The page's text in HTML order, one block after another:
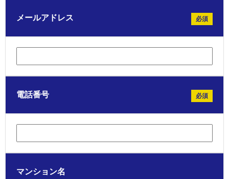
メールアドレス 必須
電話番号 必須
マンション名